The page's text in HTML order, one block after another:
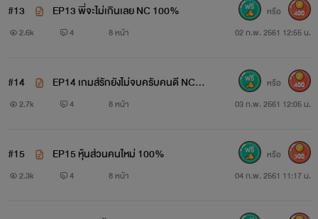
#13 EP13 พี่จะไม่เกินเลย NC 100%
2.6k 4 8 หน้า 02 ก.พ. 2561 12:55 น.
หรือ 400
#14
EP14 เกมส์รักยังไม่จบครับคนดี NC+ 1
00%
2.7k 4 8 หน้า 03 ก.พ. 2561 12:05 น.
หรือ 400
#15 EP15 หุ้นส่วนคนใหม่ 100%
2.3k 4 8 หน้า 04 ก.พ. 2561 11:17 น.
หรือ 300